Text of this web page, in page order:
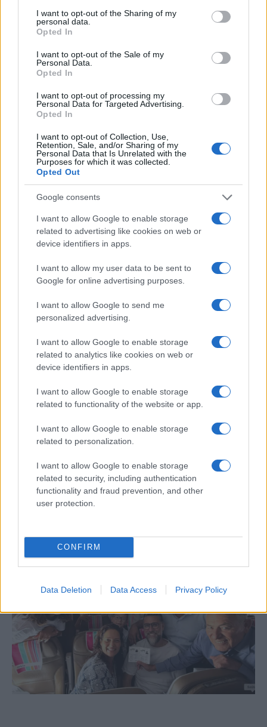
not limited to your visit or usage behaviour. You may click to
grant or deny consent to Google and its third-party tags to
use your data for below specified purposes in below Google
consent section.
I want to opt-out of the Sharing of my
personal data.
Opted In
I want to opt-out of the Sale of my
Personal Data.
Opted In
I want to opt-out of processing my
Personal Data for Targeted Advertising.
Opted In
I want to opt-out of Collection, Use,
Retention, Sale, and/or Sharing of my
Personal Data that Is Unrelated with the
Purposes for which it was collected.
Opted Out
Google consents
I want to allow Google to enable storage
related to advertising like cookies on web or
device identifiers in apps.
I want to allow my user data to be sent to
Google for online advertising purposes.
I want to allow Google to send me
personalized advertising.
I want to allow Google to enable storage
related to analytics like cookies on web or
device identifiers in apps.
I want to allow Google to enable storage
related to functionality of the website or app.
I want to allow Google to enable storage
related to personalization.
I want to allow Google to enable storage
related to security, including authentication
functionality and fraud prevention, and other
user protection.
CONFIRM
Data Deletion Data Access Privacy Policy
gyakorolják a vallásukat”
– mondta a Muzulmán vallás francia
hírügynökségnek, nem sokkal azután, hogy
Erdogan arra szólította fel országa
lakosságát, hogy egyáltalán ne vásároljanak
francia termékeket.
„Jól tudjuk, hogy ezeknek a kampányoknak az
elindítói azt állítják, hogy az iszlámot és a
franciaországi muzulmánokat védik.
Bölcsességre kérjük őket. Minden
Franciaországot becsmérlő kampány
kontraproduktív és megosztást eredményez”
– tette hozzá Mohammed Moussaoui.
A 47 éves Patyt azért gyilkolta meg és
fejezte le október 16-án egy 18 éves csecsen
iszlamista Párizs közelében, mert a
szólásszabadságról tartott óráján Mohamed-
karikatúrákat mutatott a diákoknak. A
csecsen tettest a rendőrség röviddel a
támadást követően lelőtte.
A brutális gyilkosság után
Franciaország lecsap az iszlamista
szervezetekre